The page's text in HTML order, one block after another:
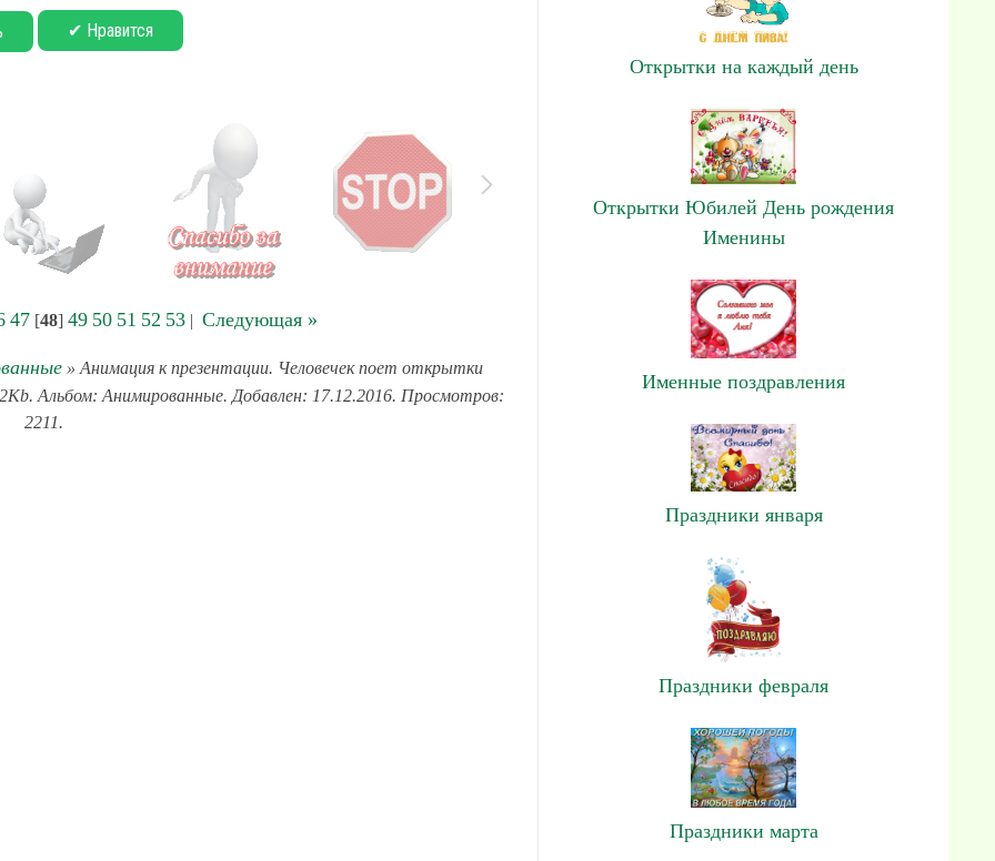
✔ Нравится
47[48] 49 50 51 52 53| Следующая »
» Анимация к презентации. Человечек поет открытки
Альбом: Анимированные. Добавлен: 17.12.2016. Просмотров:
2211.
Открытки на каждый день
Открытки Юбилей День рождения
Именины
Именные поздравления
Праздники января
Праздники февраля
Праздники марта